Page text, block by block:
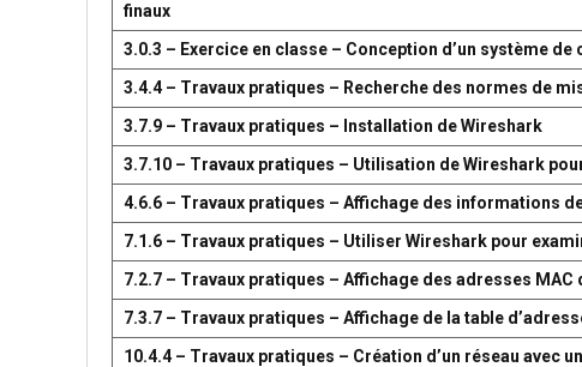
finaux
3.0.3 – Exercice en classe – Conception d’un système
3.4.4 – Travaux pratiques – Recherche des normes de
3.7.9 – Travaux pratiques – Installation de Wireshark
3.7.10 – Travaux pratiques – Utilisation de Wireshark
4.6.6 – Travaux pratiques – Affichage des informations
7.1.6 – Travaux pratiques – Utiliser Wireshark pour
7.2.7 – Travaux pratiques – Affichage des adresses
7.3.7 – Travaux pratiques – Affichage de la table
10.4.4 – Travaux pratiques – Création d’un réseau avec